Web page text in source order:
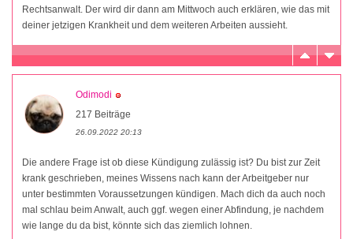
Rechtsanwalt. Der wird dir dann am Mittwoch auch erklären, wie das mit
deiner jetzigen Krankheit und dem weiteren Arbeiten aussieht.
Odimodi
217 Beiträge
26.09.2022 20:13
Die andere Frage ist ob diese Kündigung zulässig ist? Du bist zur Zeit
krank geschrieben, meines Wissens nach kann der Arbeitgeber nur
unter bestimmten Voraussetzungen kündigen. Mach dich da auch noch
mal schlau beim Anwalt, auch ggf. wegen einer Abfindung, je nachdem
wie lange du da bist, könnte sich das ziemlich lohnen.